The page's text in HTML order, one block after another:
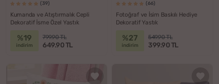
(39)
Kumanda ve Atıştırmalık Cepli
Dekoratif İsme Özel Yastık
%19
indirim
799.90 TL
649.90 TL
(66)
Fotoğraf ve İsim Baskılı Hediye
Dekoratif Yastık
%27
indirim
549.90 TL
399.90 TL